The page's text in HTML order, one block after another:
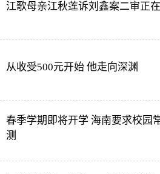
江歌母亲江秋莲诉刘鑫案二审正
从收受500元开始 他走向深渊
春季学期即将开学 海南要求校园
测